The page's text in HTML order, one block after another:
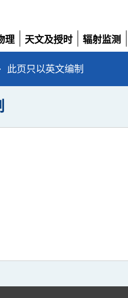
理
天文及授时
展
开
辐射监测
展
开
此页只以英文编制